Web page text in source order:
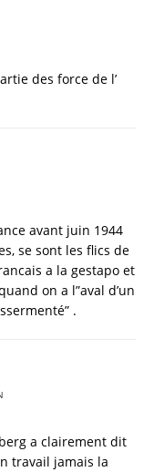
des force de l’
avant juin 1944
se sont les flics de
a la gestapo et
on a l”aval d’un
.
a clairement dit
travail jamais la